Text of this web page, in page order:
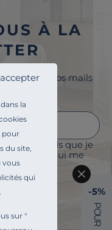
la
pour
du site,
vous
qui
sur "
À LA
surveillez vos mails
des emails que je
contenus qui me
-5%
P
O
U
R